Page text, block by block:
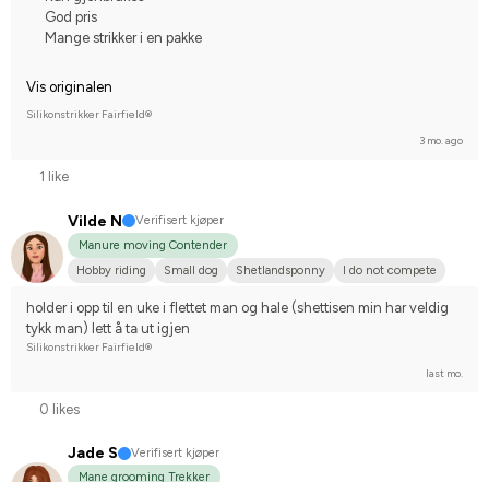
God pris
Mange strikker i en pakke
Vis originalen
Silikonstrikker Fairfield®
3 mo. ago
1 like
Vilde N
Verifisert kjøper
Manure moving Contender
Hobby riding
Small dog Shetlandsponny I do not compete
holder i opp til en uke i flettet man og hale (shettisen min har veldig
tykk man) lett å ta ut igjen
Silikonstrikker Fairfield®
last mo.
0 likes
Jade S
Verifisert kjøper
Mane grooming Trekker